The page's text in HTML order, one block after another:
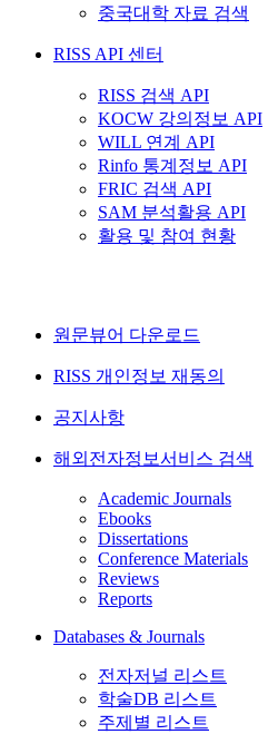
중국대학 자료 검색
RISS API 센터
RISS 검색 API
KOCW 강의정보 API
WILL 연계 API
Rinfo 통계정보 API
FRIC 검색 API
SAM 분석활용 API
활용 및 참여 현황
원문뷰어 다운로드
RISS 개인정보 재동의
공지사항
해외전자정보서비스 검색
Academic Journals
Ebooks
Dissertations
Conference Materials
Reviews
Reports
Databases & Journals
전자저널 리스트
학술DB 리스트
주제별 리스트